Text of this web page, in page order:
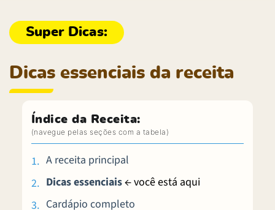
Dicas essenciais da receita
Índice da Receita:
A receita principal
Dicas essenciais← você está aqui
Cardápio completo